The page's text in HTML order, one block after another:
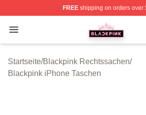
FREEshipping on orders over
Open menu
BLACKPINK Shop - Official
Startseite/Blackpink Rechtssachen/
Blackpink iPhone Taschen